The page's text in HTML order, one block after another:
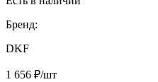
Бренд:
DKF
1 656 ₽/шт